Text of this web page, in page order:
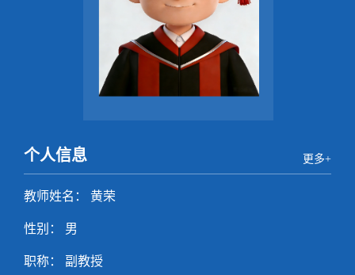
个人信息 更多+
教师姓名： 黄荣
性别： 男
职称： 副教授